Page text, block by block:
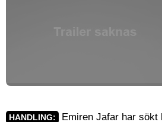
HANDLING:
Emiren Jafar har